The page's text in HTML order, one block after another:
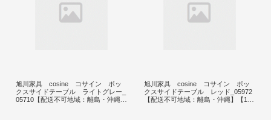
旭川家具 cosine コサイン ボッ
クスサイドテーブル ライトグレー_
05710【配送不可地域：離島・沖縄】
旭川家具 cosine コサイン ボッ
クスサイドテーブル レッド_05972
【配送不可地域：離島・沖縄】【174